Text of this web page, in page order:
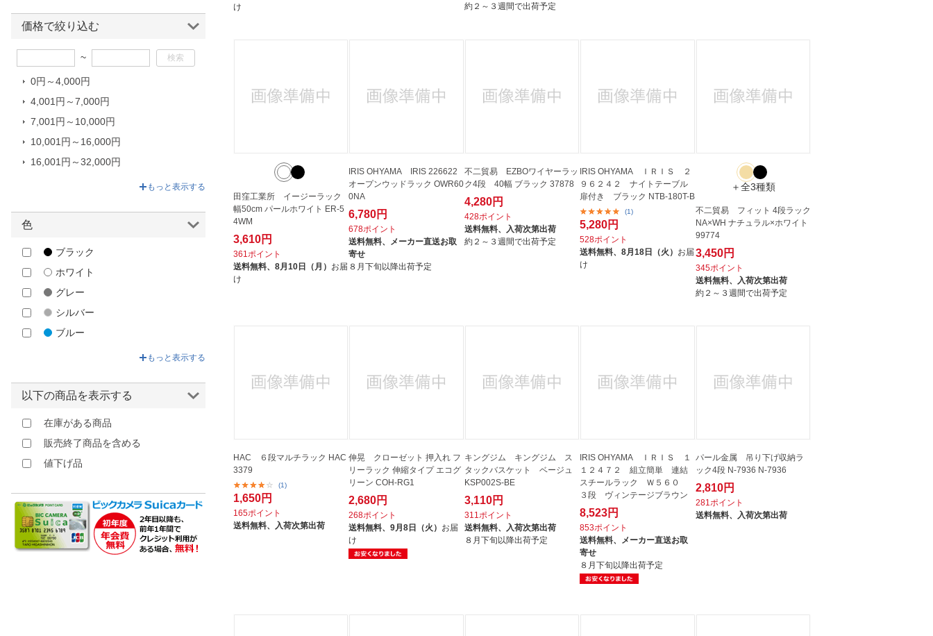
け
約２～３週間で出荷予定
田窪工業所 イージーラック
幅50cm パールホワイト ER-5
4WM
3,610円
361ポイント
送料無料、 8月10日（月） お届
け
IRIS OHYAMA IRIS 226622
オープンウッドラック OWR60
0NA
6,780円
678ポイント
送料無料、 メーカー直送お取
寄せ
８月下旬以降出荷予定
不二貿易 EZBOワイヤーラッ
ク4段 40幅 ブラック 37878
4,280円
428ポイント
送料無料、 入荷次第出荷
約２～３週間で出荷予定
IRIS OHYAMA ＩＲＩＳ ２
９６２４２ ナイトテーブル
扉付き ブラック NTB-180T-B
(1)
5,280円
528ポイント
送料無料、8月18日（火） お届
け
＋全3種類
不二貿易 フィット 4段ラック
NA×WH ナチュラル×ホワイト
99774
3,450円
345ポイント
送料無料、
入荷次第出荷
約２～３週間で出荷予定
HAC ６段マルチラック HAC
3379
(1)
1,650円
165ポイント
送料無料、 入荷次第出荷
伸晃 クローゼット 押入れ フ
リーラック 伸縮タイプ エコグ
リーン COH-RG1
2,680円
268ポイント
送料無料、9月8日（火） お届
け
キングジム キングジム ス
タックバスケット ベージュ
KSP002S-BE
3,110円
311ポイント
送料無料、 入荷次第出荷
８月下旬以降出荷予定
IRIS OHYAMA ＩＲＩＳ １
１２４７２ 組立簡単 連結
スチールラック Ｗ５６０
３段 ヴィンテージブラウン
8,523円
853ポイント
送料無料、 メーカー直送お取
寄せ
８月下旬以降出荷予定
パール金属 吊り下げ収納ラ
ック4段 N-7936 N-7936
2,810円
281ポイント
送料無料、
入荷次第出荷
アイプランニング｜AI PLANNING
アクティー｜Acty
アストロ｜Astro
アスベル｜ASVEL
アールエフヤマカワ｜
TASCO
エムテートリマツ｜MT-Torimatsu
クニイ｜KUNII
グリーンクロス｜Green Cross
ケミカルジャパン｜CHEMICAL
サンコープラスチック｜SANKO
シービージャパン｜CB JAPAN
ジェイイージェイ｜JEJ
スパイス｜SPICE
ゾーン｜ZONE
ダイドーハント｜daidohant
テラモト｜TERAMOTO
トラスコ中山｜TRUSCO
価格で絞り込む
~
0円～4,000円
4,001円～7,000円
7,001円～10,000円
10,001円～16,000円
16,001円～32,000円
もっと表示する
色
ブラック
ホワイト
グレー
シルバー
ブルー
イエロー
クリア
その他
もっと表示する
以下の商品を表示する
在庫がある商品
販売終了商品を含める
値下げ品